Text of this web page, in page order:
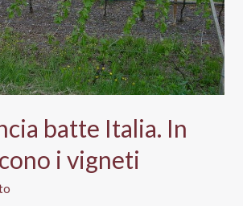
batte Italia. In
i vigneti